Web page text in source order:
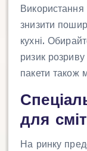
Використання
знизити
кухні.
ризик
пакети також
для
На ринку